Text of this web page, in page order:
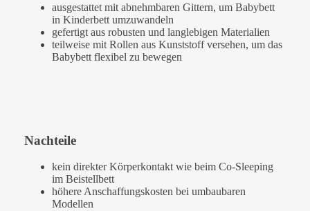
ausgestattet mit abnehmbaren Gittern, um Babybett
in Kinderbett umzuwandeln
gefertigt aus robusten und langlebigen Materialien
teilweise mit Rollen aus Kunststoff versehen, um das
Babybett flexibel zu bewegen
Nachteile
kein direkter Körperkontakt wie beim Co-Sleeping
im Beistellbett
höhere Anschaffungskosten bei umbaubaren
Modellen